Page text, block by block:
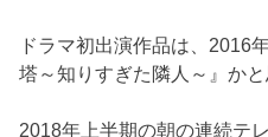
ドラマ初出演作品は、2016
塔～知りすぎた隣人～』かと
2018年上半期の朝の連続テ